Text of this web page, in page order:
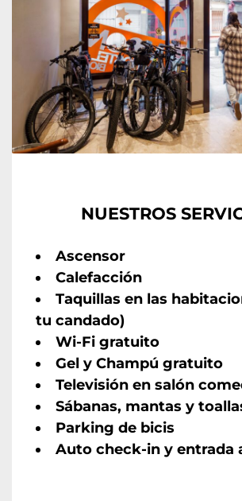
NUESTROS
Ascensor
Calefacción
Taquillas en las
tu candado)
Wi-Fi gratuito
Gel y Champú gratuito
Televisión en salón
Sábanas, mantas y
Parking de bicis
Auto check-in y entrada